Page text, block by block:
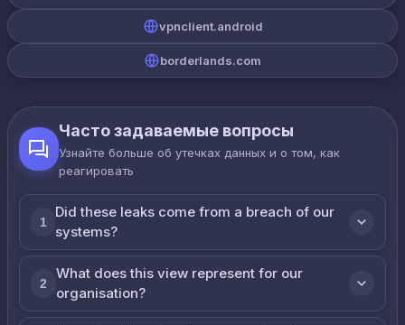
vpnclient.android
borderlands.com
Часто задаваемые вопросы
Узнайте больше об утечках данных и о том, как
реагировать
1
Did these leaks come from a breach of our
systems?
2
What does this view represent for our
organisation?